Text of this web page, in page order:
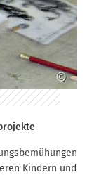
u
©
Kindern und